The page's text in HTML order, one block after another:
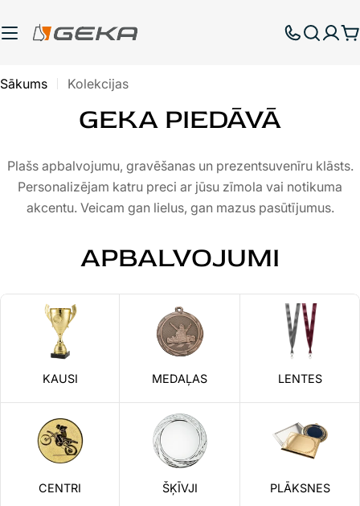
uz
Sākums Kolekcijas
GEKA PIEDĀVĀ
Plašs apbalvojumu, gravēšanas un prezentsuvenīru klāsts.
Personalizējam katru preci ar jūsu zīmola vai notikuma
akcentu. Veicam gan lielus, gan mazus pasūtījumus.
APBALVOJUMI
KAUSI MEDAĻAS LENTES
CENTRI ŠĶĪVJI PLĀKSNES